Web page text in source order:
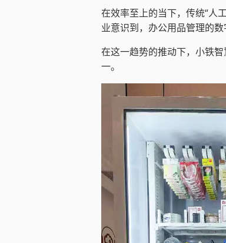
在效率至上的当下，传统“人
业意识到，办公用品管理的
在这一趋势的推动下，小铁
一。